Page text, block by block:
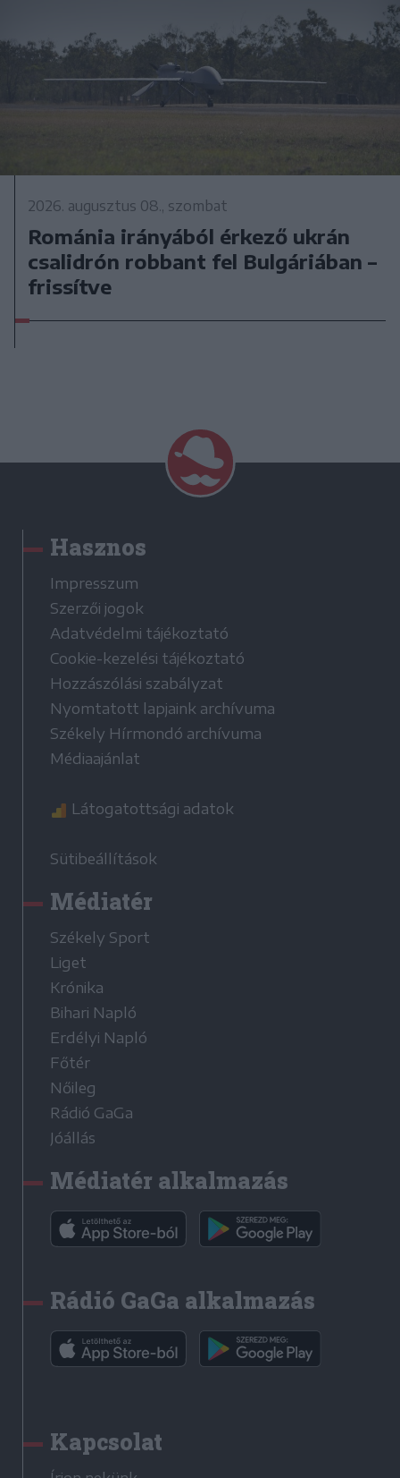
2026. augusztus 08., szombat
Románia irányából érkező ukrán
csalidrón robbant fel Bulgáriában –
frissítve
Hasznos
Impresszum
Szerzői jogok
Adatvédelmi tájékoztató
Cookie-kezelési tájékoztató
Hozzászólási szabályzat
Nyomtatott lapjaink archívuma
Székely Hírmondó archívuma
Médiaajánlat
Látogatottsági adatok
Sütibeállítások
Médiatér
Székely Sport
Liget
Krónika
Bihari Napló
Erdélyi Napló
Főtér
Nőileg
Rádió GaGa
Jóállás
Médiatér alkalmazás
Rádió GaGa alkalmazás
Kapcsolat